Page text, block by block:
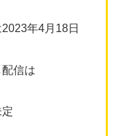
年4月18日
信は